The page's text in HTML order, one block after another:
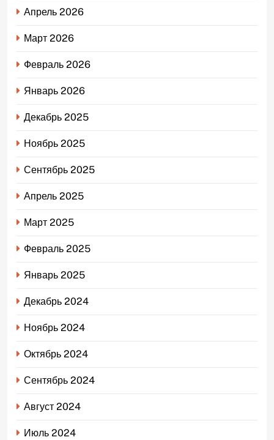
Апрель 2026
Март 2026
Февраль 2026
Январь 2026
Декабрь 2025
Ноябрь 2025
Сентябрь 2025
Апрель 2025
Март 2025
Февраль 2025
Январь 2025
Декабрь 2024
Ноябрь 2024
Октябрь 2024
Сентябрь 2024
Август 2024
Июль 2024